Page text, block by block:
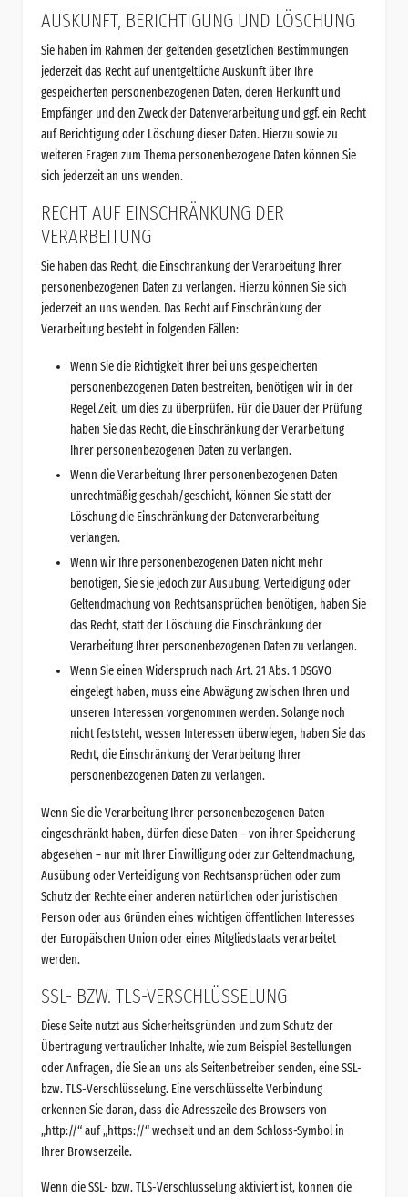
AUSKUNFT, BERICHTIGUNG UND LÖSCHUNG
Sie haben im Rahmen der geltenden gesetzlichen Bestimmungen
jederzeit das Recht auf unentgeltliche Auskunft über Ihre
gespeicherten personenbezogenen Daten, deren Herkunft und
Empfänger und den Zweck der Datenverarbeitung und ggf. ein Recht
auf Berichtigung oder Löschung dieser Daten. Hierzu sowie zu
weiteren Fragen zum Thema personenbezogene Daten können Sie
sich jederzeit an uns wenden.
RECHT AUF EINSCHRÄNKUNG DER
VERARBEITUNG
Sie haben das Recht, die Einschränkung der Verarbeitung Ihrer
personenbezogenen Daten zu verlangen. Hierzu können Sie sich
jederzeit an uns wenden. Das Recht auf Einschränkung der
Verarbeitung besteht in folgenden Fällen:
Wenn Sie die Richtigkeit Ihrer bei uns gespeicherten
personenbezogenen Daten bestreiten, benötigen wir in der
Regel Zeit, um dies zu überprüfen. Für die Dauer der Prüfung
haben Sie das Recht, die Einschränkung der Verarbeitung
Ihrer personenbezogenen Daten zu verlangen.
Wenn die Verarbeitung Ihrer personenbezogenen Daten
unrechtmäßig geschah/geschieht, können Sie statt der
Löschung die Einschränkung der Datenverarbeitung
verlangen.
Wenn wir Ihre personenbezogenen Daten nicht mehr
benötigen, Sie sie jedoch zur Ausübung, Verteidigung oder
Geltendmachung von Rechtsansprüchen benötigen, haben Sie
das Recht, statt der Löschung die Einschränkung der
Verarbeitung Ihrer personenbezogenen Daten zu verlangen.
Wenn Sie einen Widerspruch nach Art. 21 Abs. 1 DSGVO
eingelegt haben, muss eine Abwägung zwischen Ihren und
unseren Interessen vorgenommen werden. Solange noch
nicht feststeht, wessen Interessen überwiegen, haben Sie das
Recht, die Einschränkung der Verarbeitung Ihrer
personenbezogenen Daten zu verlangen.
Wenn Sie die Verarbeitung Ihrer personenbezogenen Daten
eingeschränkt haben, dürfen diese Daten – von ihrer Speicherung
abgesehen – nur mit Ihrer Einwilligung oder zur Geltendmachung,
Ausübung oder Verteidigung von Rechtsansprüchen oder zum
Schutz der Rechte einer anderen natürlichen oder juristischen
Person oder aus Gründen eines wichtigen öffentlichen Interesses
der Europäischen Union oder eines Mitgliedstaats verarbeitet
werden.
SSL- BZW. TLS-VERSCHLÜSSELUNG
Diese Seite nutzt aus Sicherheitsgründen und zum Schutz der
Übertragung vertraulicher Inhalte, wie zum Beispiel Bestellungen
oder Anfragen, die Sie an uns als Seitenbetreiber senden, eine SSL-
bzw. TLS-Verschlüsselung. Eine verschlüsselte Verbindung
erkennen Sie daran, dass die Adresszeile des Browsers von
„http://“ auf „https://“ wechselt und an dem Schloss-Symbol in
Ihrer Browserzeile.
Wenn die SSL- bzw. TLS-Verschlüsselung aktiviert ist, können die